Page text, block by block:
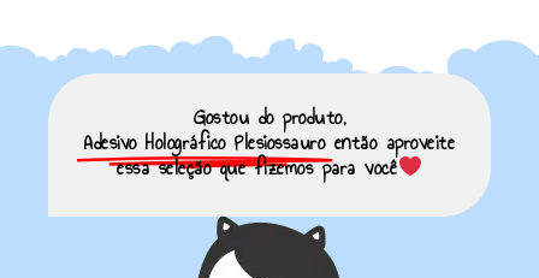
Gostou do produto,
Adesivo Holográfico Plesiossauro então aproveite
essa seleção que fizemos para você